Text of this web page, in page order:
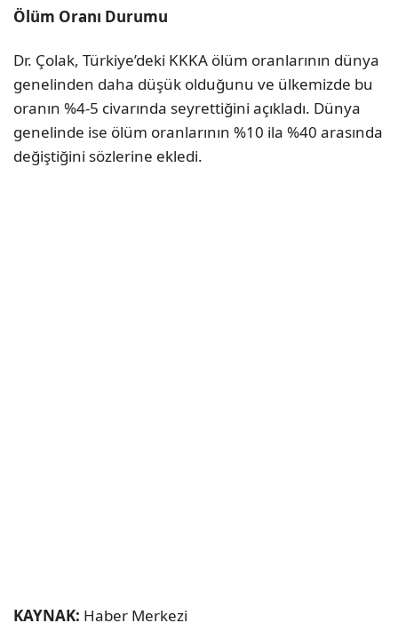
Ölüm Oranı Durumu
Dr. Çolak, Türkiye’deki KKKA ölüm oranlarının dünya
genelinden daha düşük olduğunu ve ülkemizde bu
oranın %4-5 civarında seyrettiğini açıkladı. Dünya
genelinde ise ölüm oranlarının %10 ila %40 arasında
değiştiğini sözlerine ekledi.
KAYNAK: Haber Merkezi